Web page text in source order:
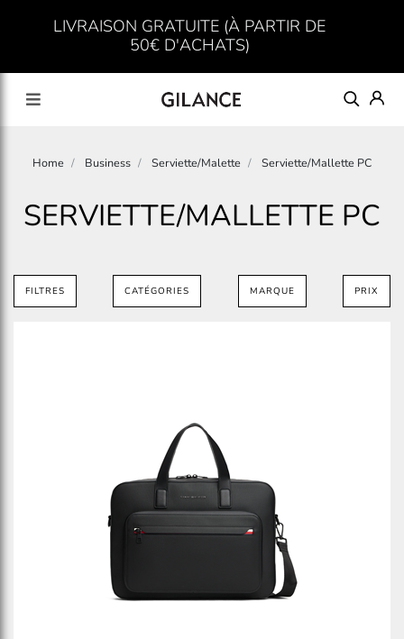
LIVRAISON GRATUITE (À PARTIR DE
50€ D'ACHATS)
Home Business Serviette/Malette Serviette/Mallette PC
SERVIETTE/MALLETTE PC
FILTRES CATÉGORIES MARQUE PRIX